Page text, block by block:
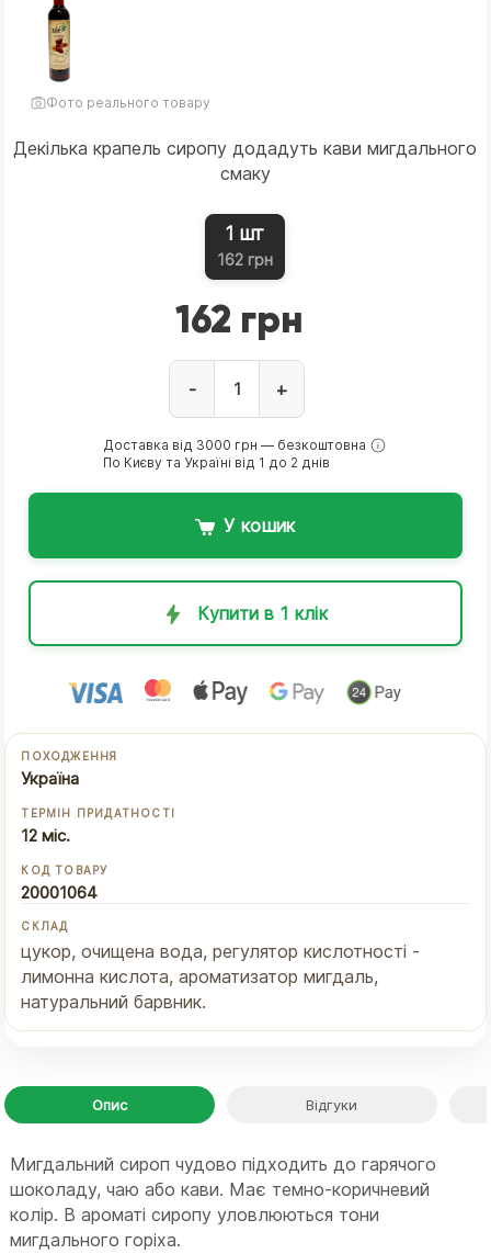
Фото реального товару
Декілька крапель сиропу додадуть кави мигдального
смаку
1 шт
162 грн
162 грн
- +
Доставка від 3000 грн — безкоштовна
По Києву та Україні від 1 до 2 днів
У кошик
Купити в 1 клік
ПОХОДЖЕННЯ
Україна
ТЕРМІН ПРИДАТНОСТІ
12 міс.
КОД ТОВАРУ
20001064
СКЛАД
цукор, очищена вода, регулятор кислотності -
лимонна кислота, ароматизатор мигдаль,
натуральний барвник.
Опис Відгуки
Мигдальний сироп чудово підходить до гарячого
шоколаду, чаю або кави. Має темно-коричневий
колір. В ароматі сиропу уловлюються тони
мигдального горіха.